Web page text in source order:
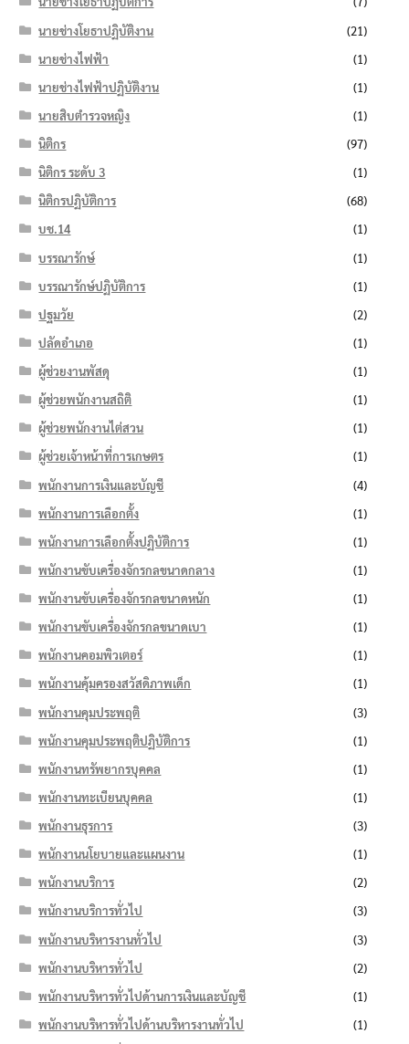
นายช่างโยธาปฏิบัติงาน
(21)
นายช่างไฟฟ้า
(1)
นายช่างไฟฟ้าปฏิบัติงาน
(1)
นายสิบตำรวจหญิง
(1)
นิติกร
(97)
นิติกร ระดับ 3
(1)
นิติกรปฏิบัติการ
(68)
บช.14
(1)
บรรณารักษ์
(1)
บรรณารักษ์ปฏิบัติการ
(1)
ปฐมวัย
(2)
ปลัดอำเภอ
(1)
ผู้ช่วยงานพัสดุ
(1)
ผู้ช่วยพนักงานสถิติ
(1)
ผู้ช่วยพนักงานไต่สวน
(1)
ผู้ช่วยเจ้าหน้าที่การเกษตร
(1)
พนักงานการเงินและบัญชี
(4)
พนักงานการเลือกตั้ง
(1)
พนักงานการเลือกตั้งปฏิบัติการ
(1)
พนักงานขับเครื่องจักรกลขนาดกลาง
(1)
พนักงานขับเครื่องจักรกลขนาดหนัก
(1)
พนักงานขับเครื่องจักรกลขนาดเบา
(1)
พนักงานคอมพิวเตอร์
(1)
พนักงานคุ้มครองสวัสดิภาพเด็ก
(1)
พนักงานคุมประพฤติ
(3)
พนักงานคุมประพฤติปฏิบัติการ
(1)
พนักงานทรัพยากรบุคคล
(1)
พนักงานทะเบียนบุคคล
(1)
พนักงานธุรการ
(3)
พนักงานนโยบายและแผนงาน
(1)
พนักงานบริการ
(2)
พนักงานบริการทั่วไป
(3)
พนักงานบริหารงานทั่วไป
(3)
พนักงานบริหารทั่วไป
(2)
พนักงานบริหารทั่วไปด้านการเงินและบัญชี
(1)
พนักงานบริหารทั่วไปด้านบริหารงานทั่วไป
(1)